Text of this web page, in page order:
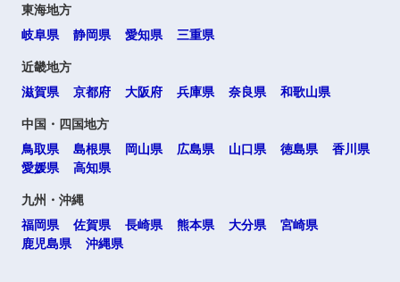
東海地方
岐阜県
静岡県 愛知県 三重県
近畿地方
滋賀県
京都府 大阪府 兵庫県 奈良県 和歌山県
中国・四国地方
鳥取県
島根県 岡山県 広島県 山口県 徳島県
香川県
愛媛県
高知県
九州・沖縄
福岡県
佐賀県 長崎県 熊本県 大分県
宮崎県
鹿児島県
沖縄県